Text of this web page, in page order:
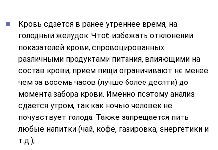
соленых, пряных, пережаренных, тяжелых для
организма пищевых продуктов не менее чем за
двадцать четыре часа (лучше за сорок восемь
часов). Они нарушают отдельные показатели
крови, что может повлечь ложное
диагностирование,
Прекратить занятия спортом и по максимуму
избегать сильных физических нагрузок,
рекомендуется, за двое суток, так как физические
воздействия на организм, тоже влияют на
конечные результаты,